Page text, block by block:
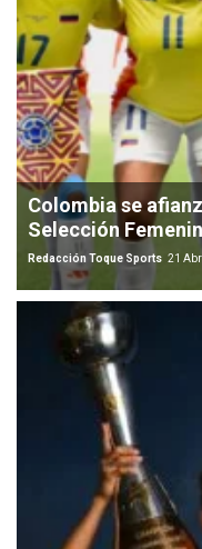
Colombia se
Selección
Redacción Toque Sports 21